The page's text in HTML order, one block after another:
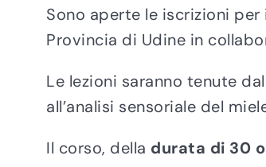
Sono aperte le iscrizioni per
Provincia di Udine in
Le lezioni saranno tenute
all’analisi sensoriale del
Il corso, della durata di 30